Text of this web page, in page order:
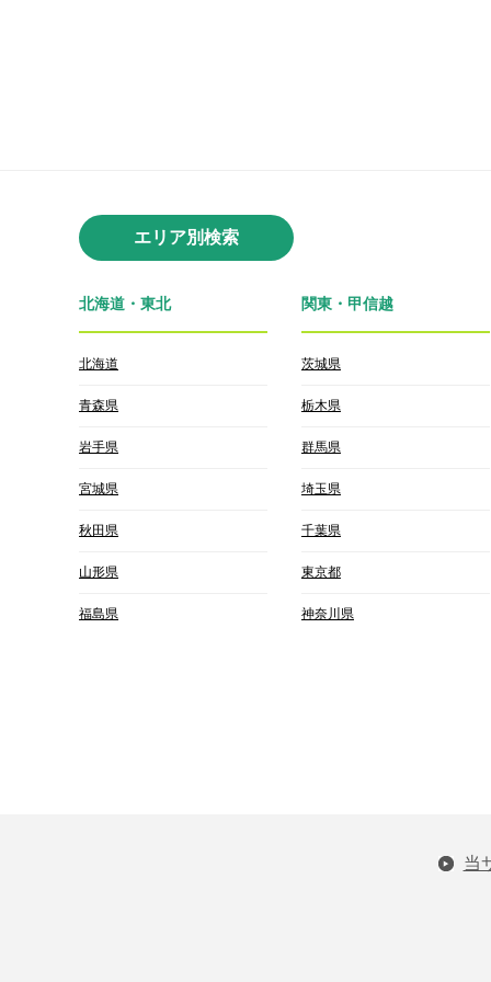
エリア別検索
北海道・東北
北海道
青森県
岩手県
宮城県
秋田県
山形県
福島県
関東・甲信越
茨城県
栃木県
群馬県
埼玉県
千葉県
東京都
神奈川県
当